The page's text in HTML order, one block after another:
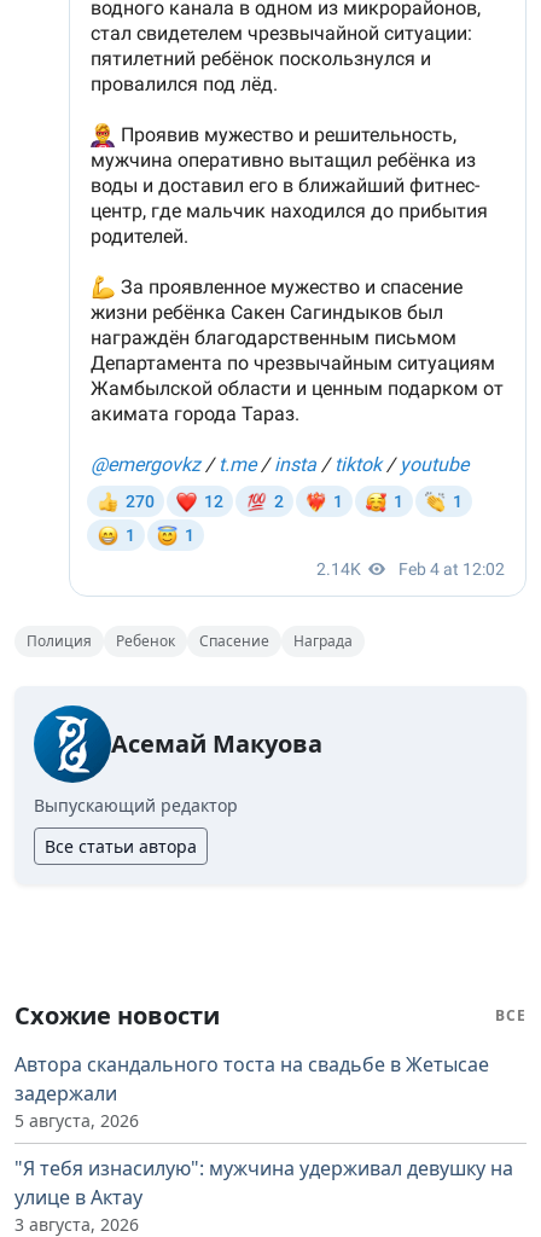
Полиция Ребенок Спасение Награда
Асемай Макуова
Выпускающий редактор
Все статьи автора
Схожие новости ВСЕ
Автора скандального тоста на свадьбе в Жетысае
задержали
5 августа, 2026
"Я тебя изнасилую": мужчина удерживал девушку на
улице в Актау
3 августа, 2026